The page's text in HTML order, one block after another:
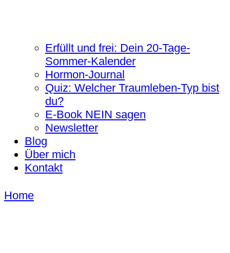
Erfüllt und frei: Dein 20-Tage-
Sommer-Kalender
Hormon-Journal
Quiz: Welcher Traumleben-Typ bist
du?
E-Book NEIN sagen
Newsletter
Blog
Über mich
Kontakt
Home